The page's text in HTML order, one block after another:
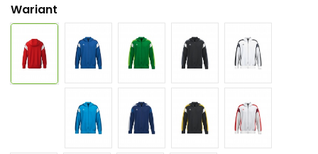
Wariant